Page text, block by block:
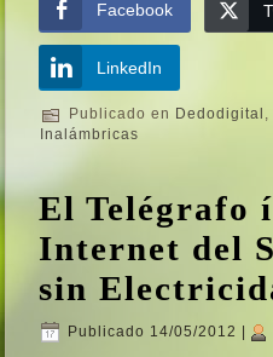
Facebook
LinkedIn
Publicado en Dedodigital ,
Inalámbricas
El Telégrafo
Internet del
sin
Publicado 14/05/2012